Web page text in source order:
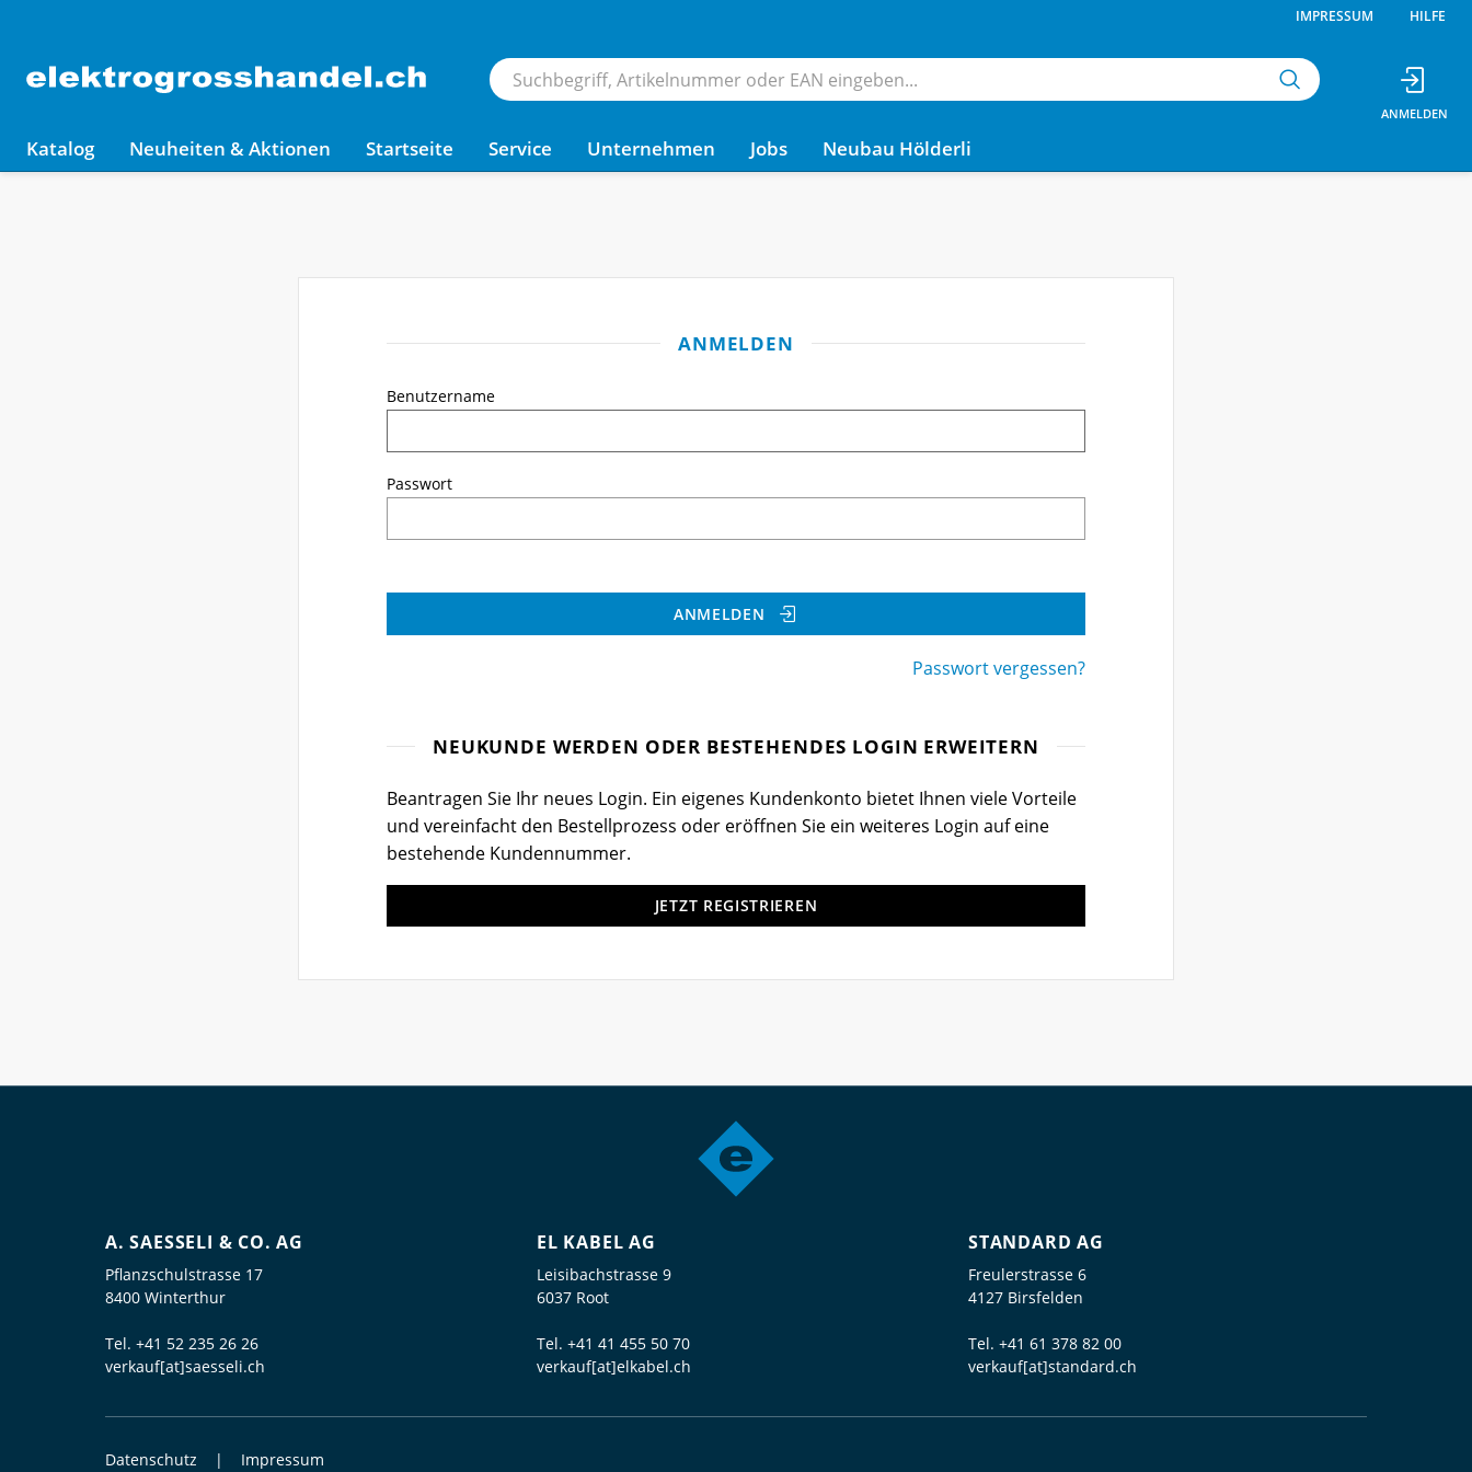
IMPRESSUM HILFE
Katalog Neuheiten & Aktionen Startseite Service Unternehmen Jobs Neubau Hölderli
ANMELDEN
Benutzername
Passwort
ANMELDEN
Passwort vergessen?
NEUKUNDE WERDEN ODER BESTEHENDES LOGIN ERWEITERN
Beantragen Sie Ihr neues Login. Ein eigenes Kundenkonto bietet Ihnen viele Vorteile
und vereinfacht den Bestellprozess oder eröffnen Sie ein weiteres Login auf eine
bestehende Kundennummer.
JETZT REGISTRIEREN
A. SAESSELI & CO. AG
Pflanzschulstrasse 17
8400 Winterthur
Tel. +41 52 235 26 26
verkauf[at]saesseli.ch
EL KABEL AG
Leisibachstrasse 9
6037 Root
Tel. +41 41 455 50 70
verkauf[at]elkabel.ch
STANDARD AG
Freulerstrasse 6
4127 Birsfelden
Tel. +41 61 378 82 00
verkauf[at]standard.ch
Datenschutz Impressum